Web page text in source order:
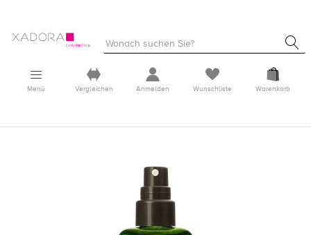
Menü Vergleichen Anmelden Wunschliste Warenkorb